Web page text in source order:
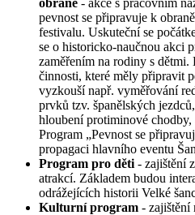
pevnost se připravuje k
festivalu. Uskuteční se
se o historicko-naučnou akci
zaměřením na rodiny s
činnosti, které měly připravit
vyzkouší např. vyměřování
prvků tzv. španělských
hloubení protiminové chodby,
Program „Pevnost se
propagaci hlavního eventu
Program pro děti - zajištění
atrakcí. Základem budou
odrážejících historii Velké
Kulturní program - zajištění